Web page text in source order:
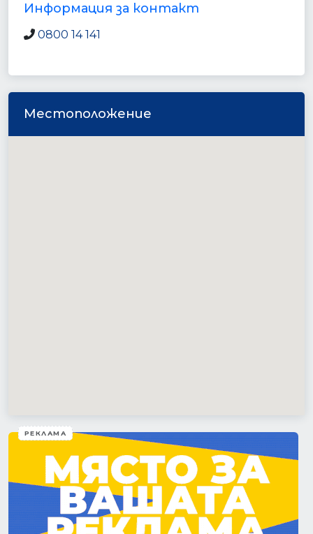
Информация за контакт
0800 14 141
Местоположение
РЕКЛАМА